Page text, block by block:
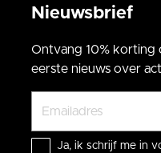
Nieuwsbrief
Ontvang 10% korting
eerste nieuws over
Ja, ik schrijf me in